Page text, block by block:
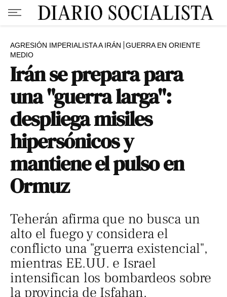
AGRESIÓN IMPERIALISTA A IRÁN
GUERRA EN ORIENTE
MEDIO
Irán se prepara para
una "guerra larga":
despliega misiles
hipersónicos y
mantiene el pulso en
Ormuz
Teherán afirma que no busca un
alto el fuego y considera el
conflicto una "guerra existencial",
mientras EE.UU. e Israel
intensifican los bombardeos sobre
la provincia de Isfahan.